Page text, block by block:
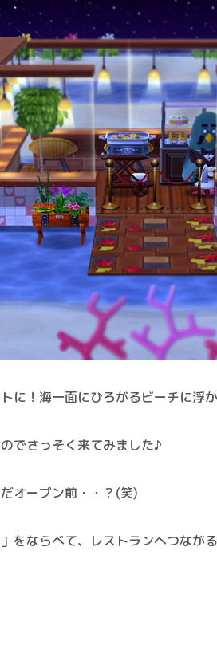
に！海一面にひろがるビーチに浮
でさっそく来てみました♪
オープン前・・？(笑)
」をならべて、レストランへつなが